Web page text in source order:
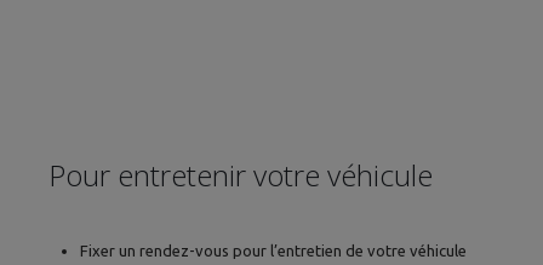
Pour entretenir votre véhicule
Fixer un rendez-vous pour l’entretien de votre véhicule